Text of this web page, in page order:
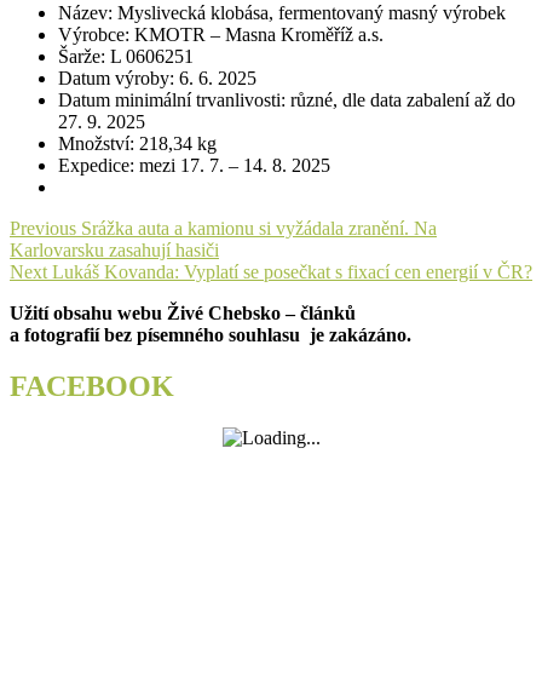
Název: Myslivecká klobása, fermentovaný masný výrobek
Výrobce: KMOTR – Masna Kroměříž a.s.
Šarže: L 0606251
Datum výroby: 6. 6. 2025
Datum minimální trvanlivosti: různé, dle data zabalení až do
27. 9. 2025
Množství: 218,34 kg
Expedice: mezi 17. 7. – 14. 8. 2025
Navigace
pro
příspěvek
Previous Previous
post:
Srážka auta a kamionu si vyžádala zranění. Na
Karlovarsku zasahují hasiči
Next Next
Lukáš Kovanda: Vyplatí se posečkat s fixací cen energií v ČR?
Užití obsahu webu Živé Chebsko – článků
a fotografií bez písemného souhlasu je zakázáno.
FACEBOOK